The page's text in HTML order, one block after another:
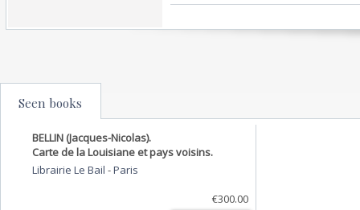
Seen books
BELLIN (Jacques-Nicolas).
Carte de la Louisiane et pays voisins.
Librairie Le Bail -Paris
€300.00